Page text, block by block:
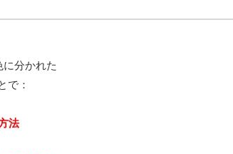
分かれた
で：
法